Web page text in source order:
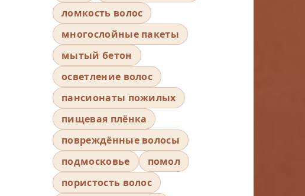
ломкость волос
многослойные пакеты
мытый бетон
осветление волос
пансионаты пожилых
пищевая плёнка
повреждённые волосы
подмосковье
помол
пористость волос